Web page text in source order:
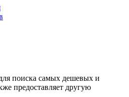
поиска самых дешевых и
предоставляет другую